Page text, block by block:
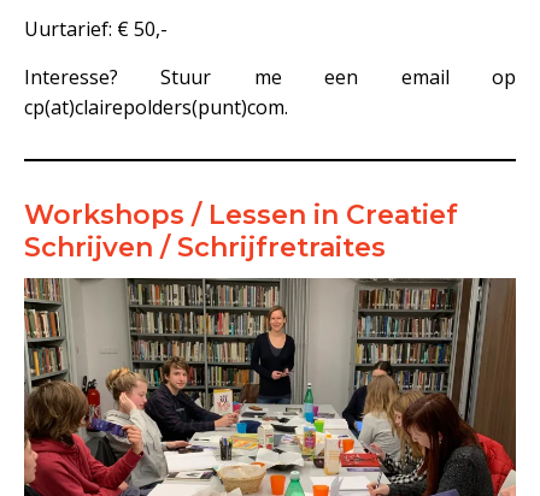
Uurtarief: € 50,-
Interesse? Stuur me een email op
cp(at)clairepolders(punt)com.
Workshops / Lessen in Creatief
Schrijven / Schrijfretraites